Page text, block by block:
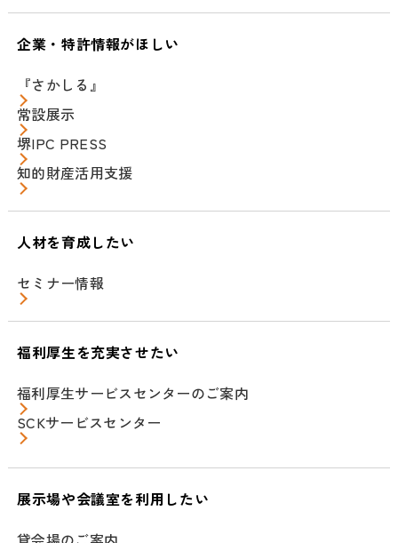
企業・特許情報がほしい
『さかしる』
常設展示
堺IPC PRESS
知的財産活用支援
人材を育成したい
セミナー情報
福利厚生を充実させたい
福利厚生サービスセンターのご案内
SCKサービスセンター
展示場や会議室を利用したい